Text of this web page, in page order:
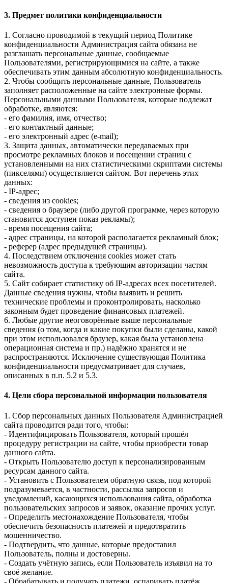
3. Предмет политики конфиденциальности
1. Согласно проводимой в текущий период Политике
конфиденциальности Администрация сайта обязана не
разглашать персональные данные, сообщаемые
Пользователями, регистрирующимися на сайте, а также
обеспечивать этим данным абсолютную конфиденциальность.
2. Чтобы сообщить персональные данные, Пользователь
заполняет расположенные на сайте электронные формы.
Персональными данными Пользователя, которые подлежат
обработке, являются:
- его фамилия, имя, отчество;
- его контактный данные;
- его электронный адрес (e-mail);
3. Защита данных, автоматически передаваемых при
просмотре рекламных блоков и посещении страниц с
установленными на них статистическими скриптами системы
(пикселями) осуществляется сайтом. Вот перечень этих
данных:
- IP-адрес;
- сведения из cookies;
- сведения о браузере (либо другой программе, через которую
становится доступен показ рекламы);
- время посещения сайта;
- адрес страницы, на которой располагается рекламный блок;
- реферер (адрес предыдущей страницы).
4. Последствием отключения cookies может стать
невозможность доступа к требующим авторизации частям
сайта.
5. Cайт собирает статистику об IP-адресах всех посетителей.
Данные сведения нужны, чтобы выявить и решить
технические проблемы и проконтролировать, насколько
законным будет проведение финансовых платежей.
6. Любые другие неоговорённые выше персональные
сведения (о том, когда и какие покупки были сделаны, какой
при этом использовался браузер, какая была установлена
операционная система и пр.) надёжно хранятся и не
распространяются. Исключение существующая Политика
конфиденциальности предусматривает для случаев,
описанных в п.п. 5.2 и 5.3.
4. Цели сбора персональной информации пользователя
1. Сбор персональных данных Пользователя Администрацией
сайта проводится ради того, чтобы:
- Идентифицировать Пользователя, который прошёл
процедуру регистрации на сайте, чтобы приобрести товар
данного сайта.
- Открыть Пользователю доступ к персонализированным
ресурсам данного сайта.
- Установить с Пользователем обратную связь, под которой
подразумевается, в частности, рассылка запросов и
уведомлений, касающихся использования сайта, обработка
пользовательских запросов и заявок, оказание прочих услуг.
- Определить местонахождение Пользователя, чтобы
обеспечить безопасность платежей и предотвратить
мошенничество.
- Подтвердить, что данные, которые предоставил
Пользователь, полны и достоверны.
- Создать учётную запись, если Пользователь изъявил на то
своё желание.
- Обрабатывать и получать платежи, оспаривать платёж.